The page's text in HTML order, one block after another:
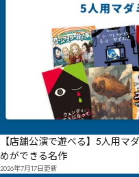
【店舗公演で遊べる】5人用マ
めができる名作
2026年7月17日更新